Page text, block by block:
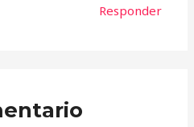
Responder